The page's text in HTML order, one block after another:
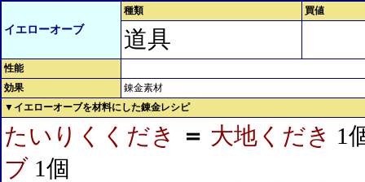
イエローオーブ
種類 買値
道具
性能
効果
錬金素材
▼イエローオーブを材料にした錬金レシピ
たいりくくだき ＝ 大地くだき 1
ブ 1個